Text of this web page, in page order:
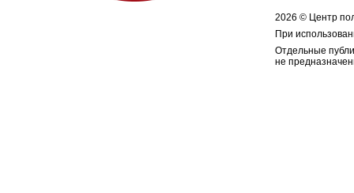
2026 © Центр
При
Отдельные
не